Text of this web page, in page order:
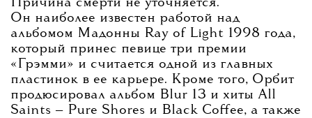
Причина смерти не уточняется.
Он наиболее известен работой над
альбомом Мадонны Ray of Light 1998 года,
который принес певице три премии
«Грэмми» и считается одной из главных
пластинок в ее карьере. Кроме того, Орбит
продюсировал альбом Blur 13 и хиты All
Saints — Pure Shores и Black Coffee, а также